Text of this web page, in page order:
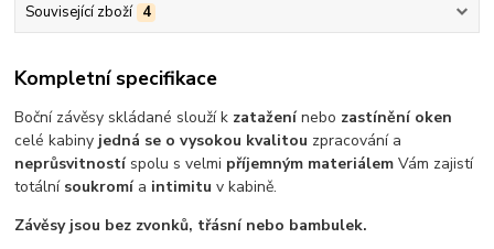
Související zboží 4
Kompletní specifikace
Boční závěsy skládané slouží k zataženínebo zastínění oken
celé kabiny jedná se o vysokou kvalitou zpracování a
neprůsvitností spolu s velmi příjemným materiálem Vám zajistí
totální soukromí a intimitu v kabině.
Závěsy jsou bez zvonků, třásní nebo bambulek.